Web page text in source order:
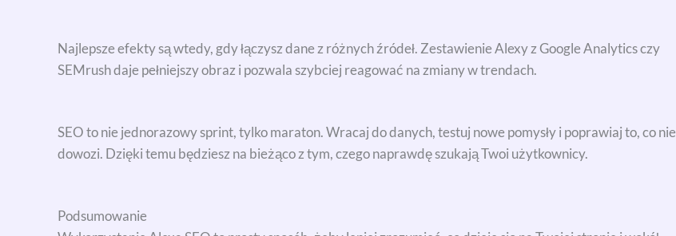
Najlepsze efekty są wtedy, gdy łączysz dane z różnych źródeł. Zestawienie Alexy z Google Analytics czy
SEMrush daje pełniejszy obraz i pozwala szybciej reagować na zmiany w trendach.
SEO to nie jednorazowy sprint, tylko maraton. Wracaj do danych, testuj nowe pomysły i poprawiaj to, co nie
dowozi. Dzięki temu będziesz na bieżąco z tym, czego naprawdę szukają Twoi użytkownicy.
Podsumowanie